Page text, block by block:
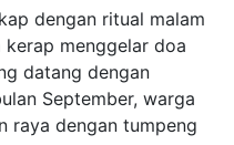
dengan ritual malam
menggelar doa
datang dengan
September, warga
raya dengan tumpeng